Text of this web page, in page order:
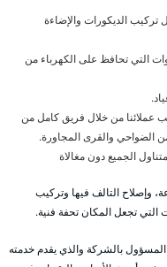
الديكورات والإضاءة
التي تحافظ على الكهرباء من
عملائنا من خلال فريق كامل من
الضواحي والقرى المجاورة.
الجميع دون مغالاة
وإصلاح التالف فيها وتركيب
التي تجعل المكان تحفة فنية.
بالشركة والذي يقدم خدمته